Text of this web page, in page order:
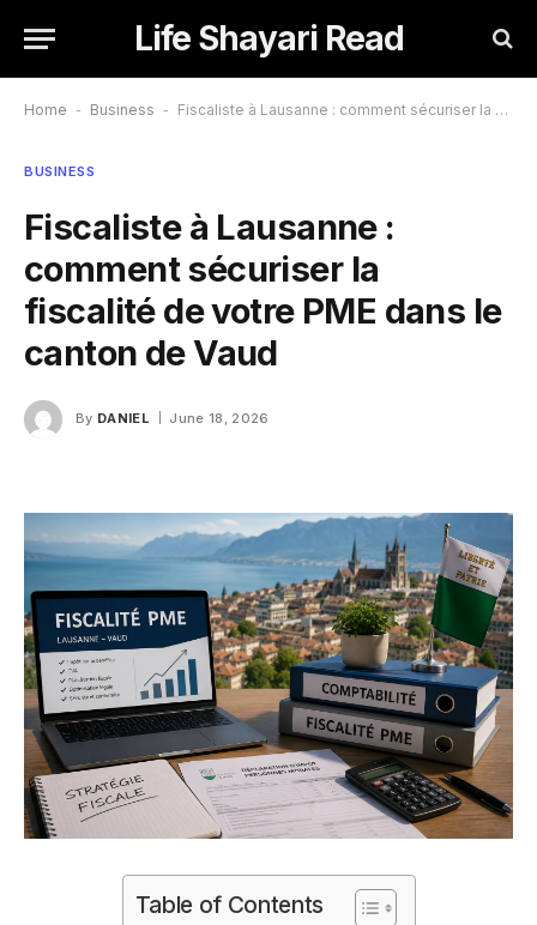
Life Shayari Read
Home - Business - Fiscaliste à Lausanne : comment sécuriser la fiscalité de votre PME dans le canton de Vaud
BUSINESS
Fiscaliste à Lausanne :
comment sécuriser la
fiscalité de votre PME dans le
canton de Vaud
By DANIEL June 18, 2026
Table of Contents